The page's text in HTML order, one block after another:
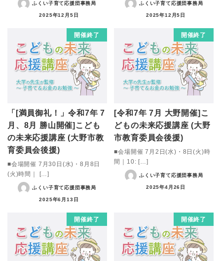
ふくい子育て応援団事務局
2025年12月5日
ふくい子育て応援団事務局
2025年12月5日
開催終了
「[満員御礼！」令和7年 7
月、8月 勝山開催]こども
の未来応援講座 (大野市教
育委員会後援)
■会場開催 7月30日(水)・8月8日
(火)時間｜ […]
ふくい子育て応援団事務局
2025年6月13日
開催終了
[令和7年 7月 大野開催]こ
どもの未来応援講座 (大野
市教育委員会後援)
■会場開催 7月2日(水)・8日(火)時
間｜10: […]
ふくい子育て応援団事務局
2025年4月26日
開催終了 開催終了